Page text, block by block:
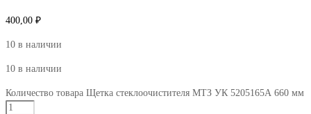
400,00 ₽
10 в наличии
10 в наличии
Количество товара Щетка стеклоочистителя МТЗ УК 5205165А 660 мм